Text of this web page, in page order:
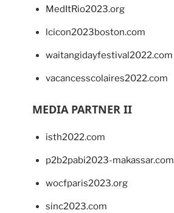
MedItRio2023.org
lcicon2023boston.com
waitangidayfestival2022.com
vacancesscolaires2022.com
MEDIA PARTNER II
isth2022.com
p2b2pabi2023-makassar.com
wocfparis2023.org
sinc2023.com